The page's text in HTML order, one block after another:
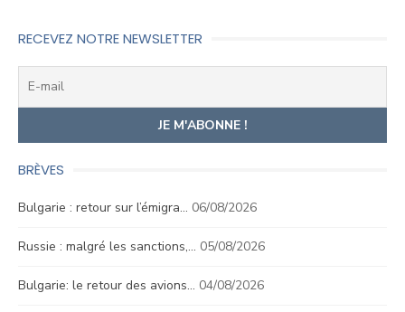
RECEVEZ NOTRE NEWSLETTER
BRÈVES
Bulgarie : retour sur l’émigra… 06/08/2026
Russie : malgré les sanctions,… 05/08/2026
Bulgarie: le retour des avions… 04/08/2026